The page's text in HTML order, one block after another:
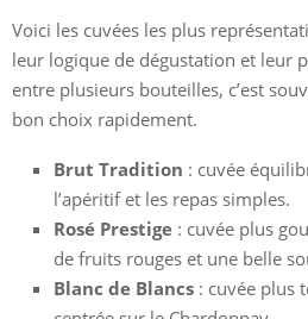
Voici les cuvées les plus
leur logique de dégustation et leur
entre plusieurs bouteilles, c’est
bon choix rapidement.
Brut Tradition : cuvée
l’apéritif et les repas simples.
Rosé Prestige : cuvée plus
de fruits rouges et une belle
Blanc de Blancs : cuvée plus